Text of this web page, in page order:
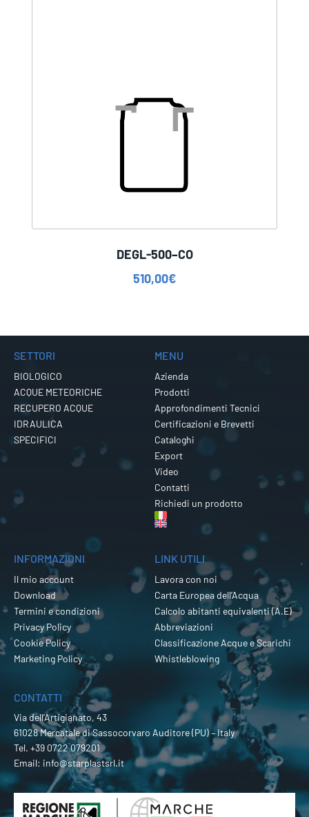
DEGL-500–CO
510,00€
SETTORI
BIOLOGICO
ACQUE METEORICHE
RECUPERO ACQUE
IDRAULICA
SPECIFICI
MENU
Azienda
Prodotti
Approfondimenti Tecnici
Certificazioni e Brevetti
Cataloghi
Export
Video
Contatti
Richiedi un prodotto
INFORMAZIONI
Il mio account
Download
Termini e condizioni
Privacy Policy
Cookie Policy
Marketing Policy
LINK UTILI
Lavora con noi
Carta Europea dell’Acqua
Calcolo abitanti equivalenti (A.E)
Abbreviazioni
Classificazione Acque e Scarichi
Whistleblowing
CONTATTI
Via dell’Artigianato, 43
61028 Mercatale di Sassocorvaro Auditore (PU) – Italy
Tel. +39 0722 079201
Email: info@starplastsrl.it